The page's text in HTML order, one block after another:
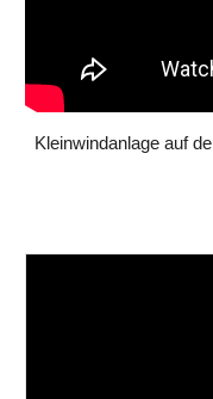
Kleinwindanlage auf